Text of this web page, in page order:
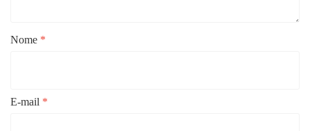
Nome *
E-mail *